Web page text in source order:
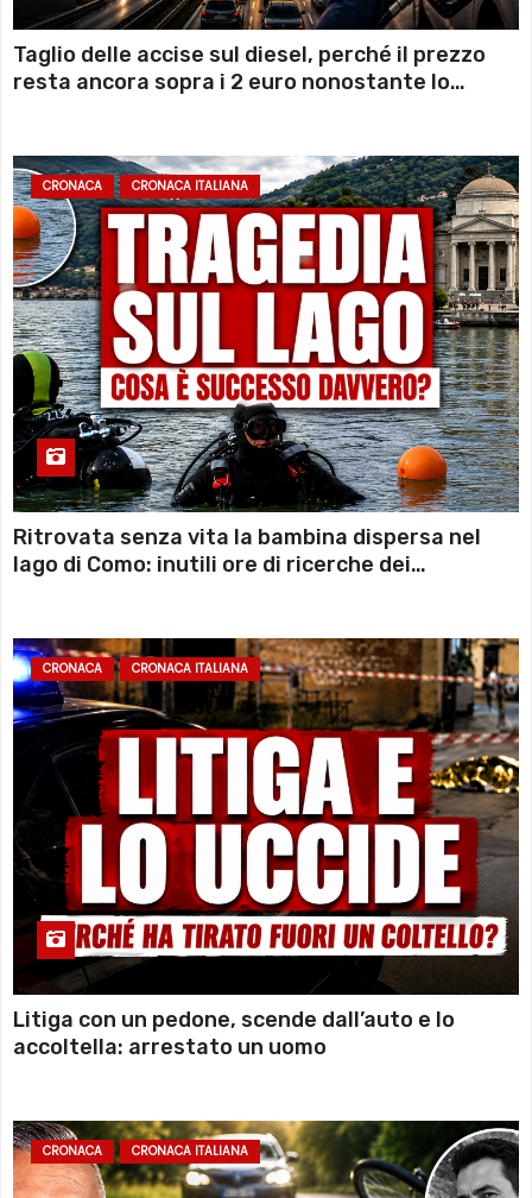
Taglio delle accise sul diesel, perché il prezzo
resta ancora sopra i 2 euro nonostante lo
CRONACA CRONACA ITALIANA
Ritrovata senza vita la bambina dispersa nel
lago di Como: inutili ore di ricerche dei
CRONACA CRONACA ITALIANA
Litiga con un pedone, scende dall’auto e lo
accoltella: arrestato un uomo
CRONACA CRONACA ITALIANA